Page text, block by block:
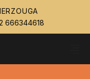
666344618